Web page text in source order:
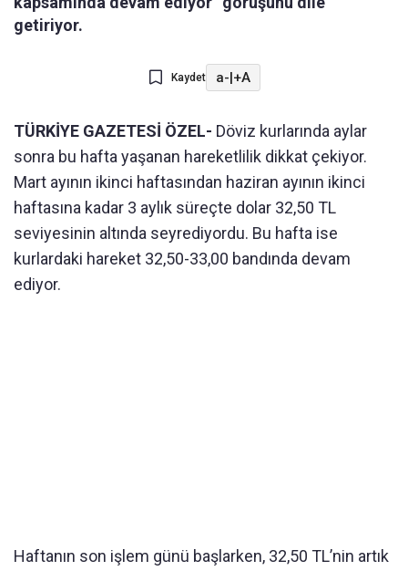
getiriyor.
Kaydet a-|+A
TÜRKİYE GAZETESİ ÖZEL- Döviz kurlarında aylar
sonra bu hafta yaşanan hareketlilik dikkat çekiyor.
Mart ayının ikinci haftasından haziran ayının ikinci
haftasına kadar 3 aylık süreçte dolar 32,50 TL
seviyesinin altında seyrediyordu. Bu hafta ise
kurlardaki hareket 32,50-33,00 bandında devam
ediyor.
Haftanın son işlem günü başlarken, 32,50 TL’nin artık